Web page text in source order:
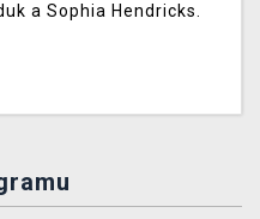
a Sophia Hendricks.